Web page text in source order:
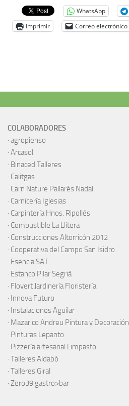
WhatsApp
Imprimir
Correo electrónico
COLABORADORES
· agropienso
· Arcasol
· Binaced Talleres
· Calitgas
· Carn Nature Pallarés Nadal
· Carnicería Iglesias
· Carpintería Hnos. Ripollés
· Combustible La Llitera
· Construcciones Altorricón 2012
· Cooperativa del Campo San Isidro
· Esencia SAT
· Estanco Pilar Segrià
· Flovert Jardinería Floristería
· Innova Futuro
· Instalaciones Aguilar
· Mazarico Andreu Pintura y Decoración
· Pinturas Lepanto
· Pizzería artesanal Limpasto
· Talleres Aldabó
· Talleres Giral
· Zero39 gastro>bar